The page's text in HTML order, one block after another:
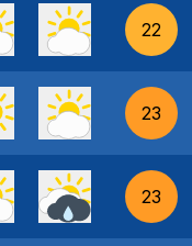
22
23
23